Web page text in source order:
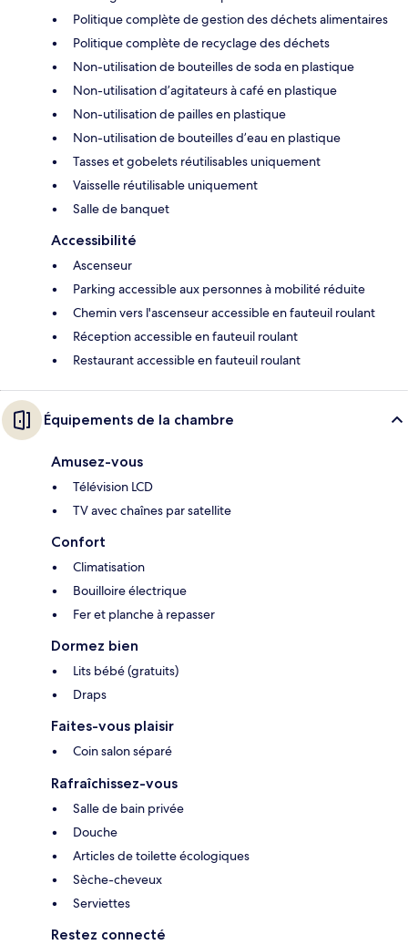
Politique complète de gestion des déchets alimentaires
Politique complète de recyclage des déchets
Non-utilisation de bouteilles de soda en plastique
Non-utilisation d’agitateurs à café en plastique
Non-utilisation de pailles en plastique
Non-utilisation de bouteilles d’eau en plastique
Tasses et gobelets réutilisables uniquement
Vaisselle réutilisable uniquement
Salle de banquet
Accessibilité
Ascenseur
Parking accessible aux personnes à mobilité réduite
Chemin vers l'ascenseur accessible en fauteuil roulant
Réception accessible en fauteuil roulant
Restaurant accessible en fauteuil roulant
Équipements de la chambre
Amusez-vous
Télévision LCD
TV avec chaînes par satellite
Confort
Climatisation
Bouilloire électrique
Fer et planche à repasser
Dormez bien
Lits bébé (gratuits)
Draps
Faites-vous plaisir
Coin salon séparé
Rafraîchissez-vous
Salle de bain privée
Douche
Articles de toilette écologiques
Sèche-cheveux
Serviettes
Restez connecté